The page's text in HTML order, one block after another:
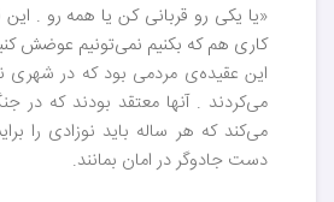
«یا یکی رو قربانی کن یا همه رو .
کاری هم که بکنیم نمی‌تونیم عوضش
این عقیده‌ی مردمی بود که در شهری
می‌کردند . آنها معتقد بودند که در
می‌کند که هر ساله باید نوزادی را
دست جادوگر در امان بمانند.